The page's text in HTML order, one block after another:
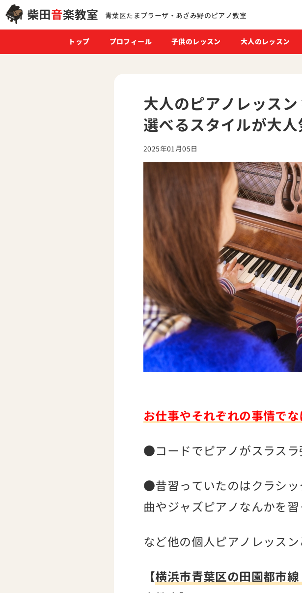
青葉区たまプラーザ・ あざみ野のピアノ教室
トップ プロフィール 子供のレッスン 大人のレッスン
大人のピアノレッス
選べるスタイルが大人
2025年01月05日
お仕事やそれぞれの事情でな
●コードでピアノがスラス
●昔習っていたのはクラシ
曲やジャズピアノなんかを
など他の個人ピアノレッス
【横浜市青葉区の田園都市